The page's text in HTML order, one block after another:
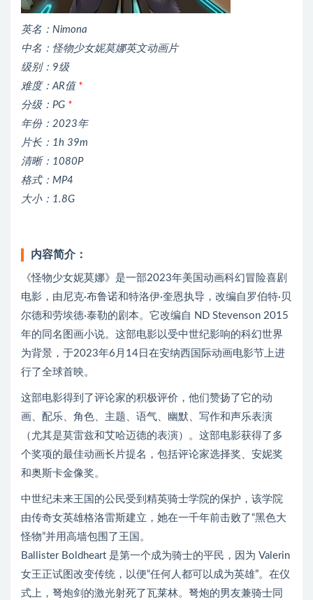
英名：Nimona
中名：怪物少女妮莫娜英文动画片
级别：9级
难度：AR值 *
分级：PG *
年份：2023年
片长：1h 39m
清晰：1080P
格式：MP4
大小：1.8G
内容简介：
《怪物少女妮莫娜》是一部2023年美国动画科幻冒险喜剧
电影，由尼克·布鲁诺和特洛伊·奎恩执导，改编自罗伯特·贝
尔德和劳埃德·泰勒的剧本。它改编自 ND Stevenson 2015
年的同名图画小说。这部电影以受中世纪影响的科幻世界
为背景，于2023年6月14日在安纳西国际动画电影节上进
行了全球首映。
这部电影得到了评论家的积极评价，他们赞扬了它的动
画、配乐、角色、主题、语气、幽默、写作和声乐表演
（尤其是莫雷兹和艾哈迈德的表演）。这部电影获得了多
个奖项的最佳动画长片提名，包括评论家选择奖、安妮奖
和奥斯卡金像奖。
中世纪未来王国的公民受到精英骑士学院的保护，该学院
由传奇女英雄格洛雷斯建立，她在一千年前击败了“黑色大
怪物”并用高墙包围了王国。
Ballister Boldheart 是第一个成为骑士的平民，因为 Valerin
女王正试图改变传统，以便“任何人都可以成为英雄”。在仪
式上，弩炮剑的激光射死了瓦莱林。弩炮的男友兼骑士同